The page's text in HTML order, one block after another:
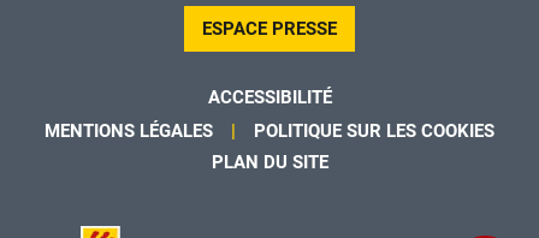
ESPACE PRESSE
ACCESSIBILITÉ
MENTIONS LÉGALES
POLITIQUE SUR LES COOKIES
PLAN DU SITE